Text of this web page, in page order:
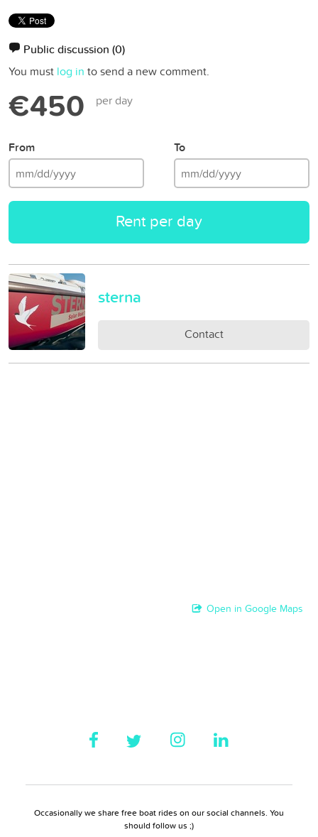
Public discussion (0)
You must log in to send a new comment.
€450 per day
From To
Rent per day
sterna
Contact
Open in Google Maps
Occasionally we share free boat rides on our social channels. You
should follow us ;)